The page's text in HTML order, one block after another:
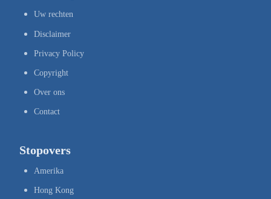
Uw rechten
Disclaimer
Privacy Policy
Copyright
Over ons
Contact
Stopovers
Amerika
Hong Kong